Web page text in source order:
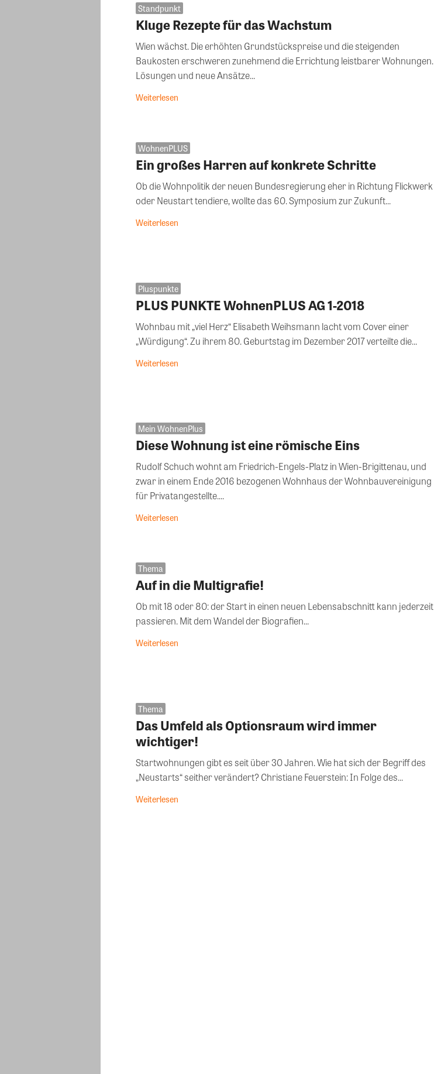
Standpunkt
Kluge Rezepte für das Wachstum
Wien wächst. Die erhöhten Grundstückspreise und die steigenden
Baukosten erschweren zunehmend die Errichtung leistbarer Wohnungen.
Lösungen und neue Ansätze...
Weiterlesen
WohnenPLUS
Ein großes Harren auf konkrete Schritte
Ob die Wohnpolitik der neuen Bundesregierung eher in Richtung Flickwerk
oder Neustart tendiere, wollte das 60. Symposium zur Zukunft...
Weiterlesen
Pluspunkte
PLUS PUNKTE WohnenPLUS AG 1-2018
Wohnbau mit „viel Herz“ Elisabeth Weihsmann lacht vom Cover einer
„Würdigung“. Zu ihrem 80. Geburtstag im Dezember 2017 verteilte die...
Weiterlesen
Mein WohnenPlus
Diese Wohnung ist eine römische Eins
Rudolf Schuch wohnt am Friedrich-Engels-Platz in Wien-Brigittenau, und
zwar in einem Ende 2016 bezogenen Wohnhaus der Wohnbauvereinigung
für Privatangestellte....
Weiterlesen
Thema
Auf in die Multigrafie!
Ob mit 18 oder 80: der Start in einen neuen Lebensabschnitt kann jederzeit
passieren. Mit dem Wandel der Biografien...
Weiterlesen
Thema
Das Umfeld als Optionsraum wird immer
wichtiger!
Startwohnungen gibt es seit über 30 Jahren. Wie hat sich der Begriff des
„Neustarts“ seither verändert? Christiane Feuerstein: In Folge des...
Weiterlesen